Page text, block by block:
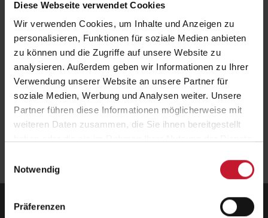
Diese Webseite verwendet Cookies
Wir verwenden Cookies, um Inhalte und Anzeigen zu
personalisieren, Funktionen für soziale Medien anbieten
zu können und die Zugriffe auf unsere Website zu
analysieren. Außerdem geben wir Informationen zu Ihrer
Verwendung unserer Website an unsere Partner für
soziale Medien, Werbung und Analysen weiter. Unsere
Partner führen diese Informationen möglicherweise mit
weiteren Daten zusammen, die Sie ihnen bereitgestellt
Notwendig
Präferenzen
Am 6. und 7. Oktober hieß es wieder: „Herzlich willkommen zum
Aufstiegskongress“, dem Fachkongress für aktive
Gesundheitsgestalter. Und das Fazit kann nur lauten: Es waren zwei
sehr erfolgreiche Tage!
Erfahren Siehieralles über die Highlights des zweitägigen
Fachkongresses.
Deutsche Hochschule für Prävention und